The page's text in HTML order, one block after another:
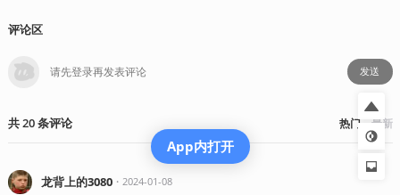
评论区
发送
共20条评论 热门 最新
龙背上的3080・ 2024-01-08
App内打开